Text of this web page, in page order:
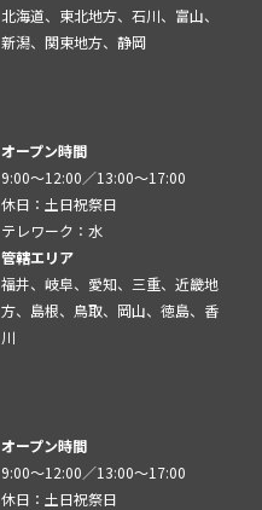
北海道、東北地方、石川、富山、
新潟、関東地方、静岡
オープン時間
9:00～12:00／13:00～17:00
休日：土日祝祭日
テレワーク：水
管轄エリア
福井、岐阜、愛知、三重、近畿地
方、島根、鳥取、岡山、徳島、香
川
オープン時間
9:00～12:00／13:00～17:00
休日：土日祝祭日